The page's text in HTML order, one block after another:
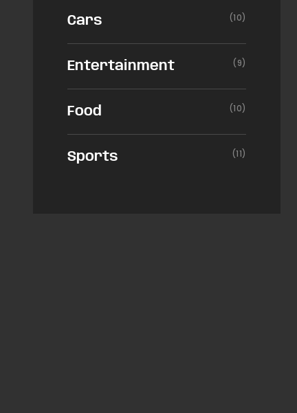
Cars (10)
Entertainment (9)
Food (10)
Sports (11)